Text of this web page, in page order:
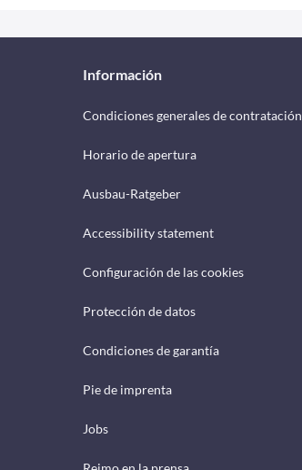
Información
Condiciones generales de contratación
Horario de apertura
Ausbau-Ratgeber
Accessibility statement
Configuración de las cookies
Protección de datos
Condiciones de garantía
Pie de imprenta
Jobs